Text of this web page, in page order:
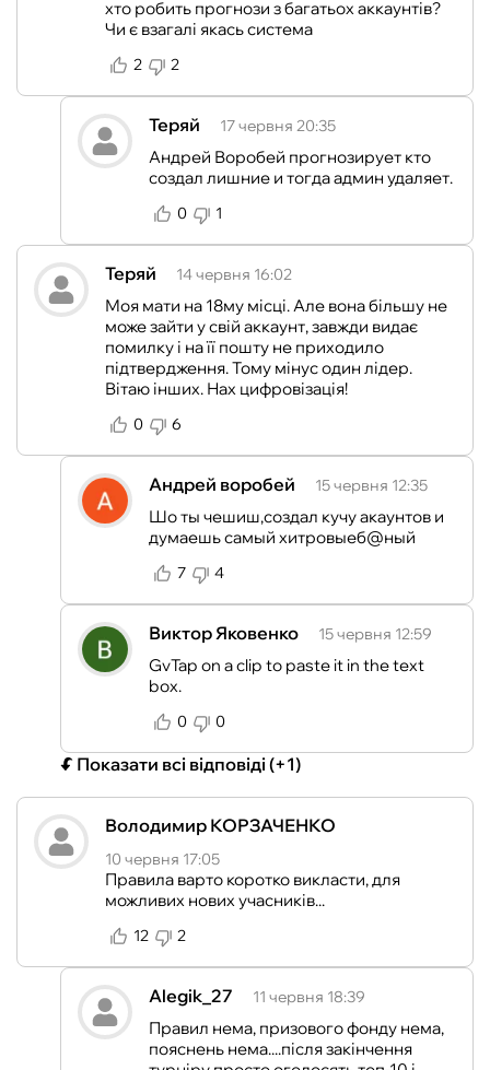
хто робить прогнози з багатьох аккаунтів?
Чи є взагалі якась система
2 2
Теряй 17 червня 20:35
Андрей Воробей прогнозирует кто
создал лишние и тогда админ удаляет.
0 1
Теряй 14 червня 16:02
Моя мати на 18му місці. Але вона більшу не
може зайти у свій аккаунт, завжди видає
помилку і на її пошту не приходило
підтвердження. Тому мінус один лідер.
Вітаю інших. Нах цифровізація!
0 6
Андрей воробей 15 червня 12:35
Шо ты чешиш,создал кучу акаунтов и
думаешь самый хитровыеб@ный
7 4
Виктор Яковенко 15 червня 12:59
GvTap on a clip to paste it in the text
box.
0 0
Показати всі відповіді(+1)
Володимир КОРЗАЧЕНКО
10 червня 17:05
Правила варто коротко викласти, для
можливих нових учасників...
12 2
Alegik_27 11 червня 18:39
Правил нема, призового фонду нема,
пояснень нема....після закінчення